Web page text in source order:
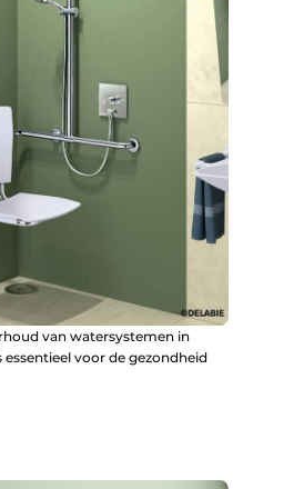
van watersystemen in
voor de gezondheid